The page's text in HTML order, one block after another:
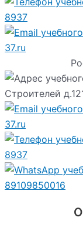
8937
37.ru
Строителей
37.ru
8937
89109850016